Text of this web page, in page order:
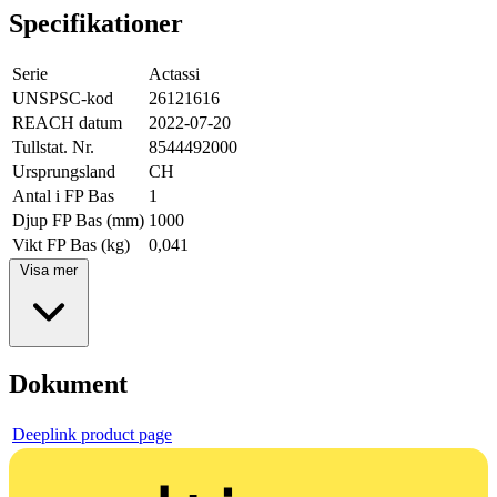
Specifikationer
Serie
Actassi
UNSPSC-kod
26121616
REACH datum
2022-07-20
Tullstat. Nr.
8544492000
Ursprungsland
CH
Antal i FP Bas
1
Djup FP Bas (mm) 1000
Vikt FP Bas (kg)
0,041
Visa mer
Dokument
Deeplink product page